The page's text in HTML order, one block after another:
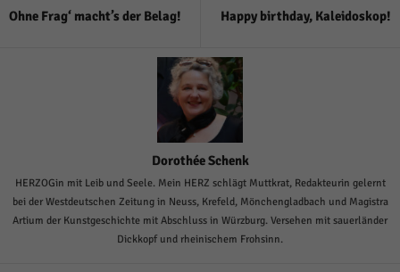
Ohne Frag‘ macht’s der Belag! Happy birthday, Kaleidoskop!
Dorothée Schenk
HERZOGin mit Leib und Seele. Mein HERZ schlägt Muttkrat, Redakteurin gelernt
bei der Westdeutschen Zeitung in Neuss, Krefeld, Mönchengladbach und Magistra
Artium der Kunstgeschichte mit Abschluss in Würzburg. Versehen mit sauerländer
Dickkopf und rheinischem Frohsinn.